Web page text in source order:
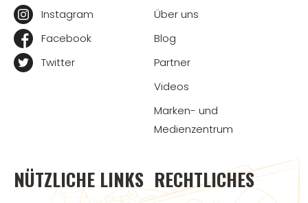
Instagram
Facebook
Twitter
Über uns
Blog
Partner
Videos
Marken- und
Medienzentrum
NÜTZLICHE LINKS RECHTLICHES